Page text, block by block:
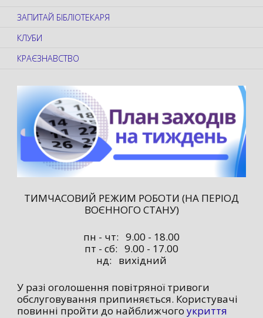
ЗАПИТАЙ БІБЛІОТЕКАРЯ
КЛУБИ
КРАЄЗНАВСТВО
ТИМЧАСОВИЙ РЕЖИМ РОБОТИ (НА ПЕРІОД
ВОЄННОГО СТАНУ)
пн - чт: 9.00 - 18.00
пт - сб: 9.00 - 17.00
нд: вихідний
У разі оголошення повітряної тривоги
обслуговування припиняється. Користувачі
повинні пройти до найближчого укриття